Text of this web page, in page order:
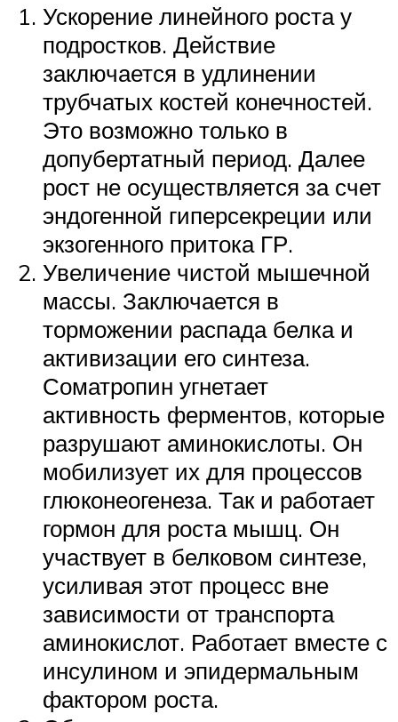
Ускорение линейного роста у
подростков. Действие
заключается в удлинении
трубчатых костей конечностей.
Это возможно только в
допубертатный период. Далее
рост не осуществляется за счет
эндогенной гиперсекреции или
экзогенного притока ГР.
Увеличение чистой мышечной
массы. Заключается в
торможении распада белка и
активизации его синтеза.
Соматропин угнетает
активность ферментов, которые
разрушают аминокислоты. Он
мобилизует их для процессов
глюконеогенеза. Так и работает
гормон для роста мышц. Он
участвует в белковом синтезе,
усиливая этот процесс вне
зависимости от транспорта
аминокислот. Работает вместе с
инсулином и эпидермальным
фактором роста.